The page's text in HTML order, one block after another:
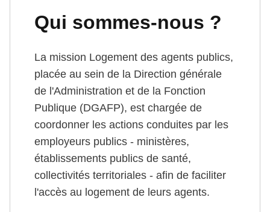
Qui sommes-nous ?
La mission Logement des agents publics,
placée au sein de la Direction générale
de l'Administration et de la Fonction
Publique (DGAFP), est chargée de
coordonner les actions conduites par les
employeurs publics - ministères,
établissements publics de santé,
collectivités territoriales - afin de faciliter
l'accès au logement de leurs agents.